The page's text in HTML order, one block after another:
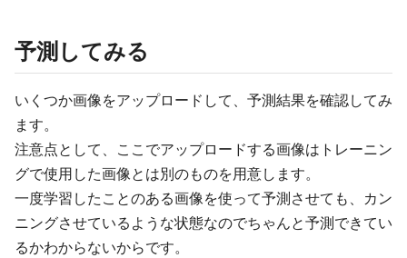
予測してみる
いくつか画像をアップロードして、予測結果を確認してみ
ます。
注意点として、ここでアップロードする画像はトレーニン
グで使用した画像とは別のものを用意します。
一度学習したことのある画像を使って予測させても、カン
ニングさせているような状態なのでちゃんと予測できてい
るかわからないからです。